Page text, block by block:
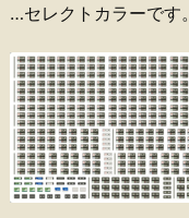
…セレクトカラーです。